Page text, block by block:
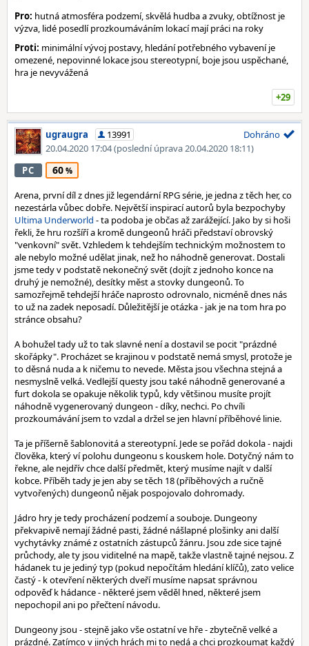
Pro: hutná atmosféra podzemí, skvělá hudba a zvuky, obtížnost je
výzva, lidé posedlí prozkoumáváním lokací mají práci na roky
Proti: minimální vývoj postavy, hledání potřebného vybavení je
omezené, nepovinné lokace jsou stereotypní, boje jsou uspěchané,
hra je nevyvážená
+29
ugraugra
13991
20.04.2020 17:04(poslední úprava 20.04.2020 18:11)
Dohráno
PC 60
Arena, první díl z dnes již legendární RPG série, je jedna z těch her, co
nezestárla vůbec dobře. Největší inspirací autorů byla bezpochyby
Ultima Underworld - ta podoba je občas až zarážející. Jako by si hoši
řekli, že hru rozšíří a kromě dungeonů hráči představí obrovský
"venkovní" svět. Vzhledem k tehdejším technickým možnostem to
ale nebylo možné udělat jinak, než ho náhodně generovat. Dostali
jsme tedy v podstatě nekonečný svět (dojít z jednoho konce na
druhý je nemožné), desítky měst a stovky dungeonů. To
samozřejmě tehdejší hráče naprosto odrovnalo, nicméně dnes nás
to už na zadek neposadí. Důležitější je otázka - jak je na tom hra po
stránce obsahu?
A bohužel tady už to tak slavné není a dostavil se pocit "prázdné
skořápky". Procházet se krajinou v podstatě nemá smysl, protože je
to děsná nuda a k ničemu to nevede. Města jsou všechna stejná a
nesmyslně velká. Vedlejší questy jsou také náhodně generované a
furt dokola se opakuje několik typů, kdy většinou musíte projít
náhodně vygenerovaný dungeon - díky, nechci. Po chvíli
prozkoumávání jsem to vzdal a držel se jen hlavní příběhové linie.
Ta je příšerně šablonovitá a stereotypní. Jede se pořád dokola - najdi
člověka, který ví polohu dungeonu s kouskem hole. Dotyčný nám to
řekne, ale nejdřív chce další předmět, který musíme najít v další
kobce. Příběh tady je jen aby se těch 18 (příběhových a ručně
vytvořených) dungeonů nějak pospojovalo dohromady.
Jádro hry je tedy procházení podzemí a souboje. Dungeony
překvapivě nemají žádné pasti, žádné nášlapné plošinky ani další
vychytávky známé z ostatních zástupců žánru. Jsou zde sice tajné
průchody, ale ty jsou viditelné na mapě, takže vlastně tajné nejsou. Z
hádanek tu je jediný typ (pokud nepočítám hledání klíčů), zato velice
častý - k otevření některých dveří musíme napsat správnou
odpověď k hádance - některé jsem věděl hned, některé jsem
nepochopil ani po přečtení návodu.
Dungeony jsou - stejně jako vše ostatní ve hře - zbytečně velké a
prázdné. Zatímco v jiných hrách mi to nedá a chci prozkoumat každý